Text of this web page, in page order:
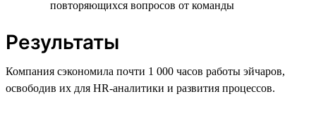
повторяющихся вопросов от команды
Результаты
Компания сэкономила почти 1 000 часов работы эйчаров,
освободив их для HR-аналитики и развития процессов.